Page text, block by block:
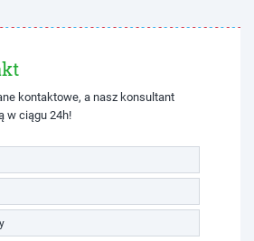
kontaktowe, a nasz konsultant
w ciągu 24h!